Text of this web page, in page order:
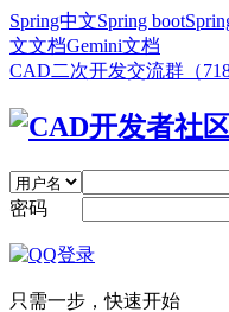
Spring中文Spring boot
文文档Gemini文档
CAD二次开发交流群（
密码
只需一步，快速开始